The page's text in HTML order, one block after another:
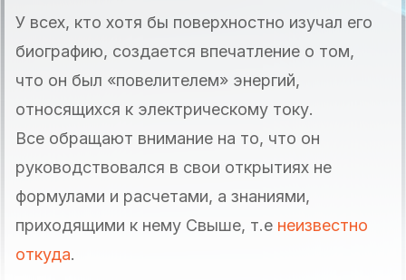
У всех, кто хотя бы поверхностно изучал его
биографию, создается впечатление о том,
что он был «повелителем» энергий,
относящихся к электрическому току.
Все обращают внимание на то, что он
руководствовался в свои открытиях не
формулами и расчетами, а знаниями,
приходящими к нему Свыше, т.е неизвестно
откуда.